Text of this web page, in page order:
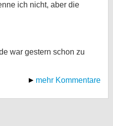
ich nicht, aber die
war gestern schon zu
mehr Kommentare